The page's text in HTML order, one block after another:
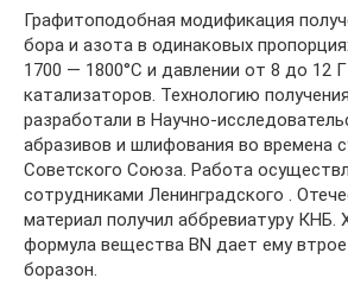
Графитоподобная модификация
бора и азота в одинаковых
1700 — 1800°C и давлении от 8 до 12
катализаторов. Технологию
разработали в Научно-
абразивов и шлифования во времена
Советского Союза. Работа
сотрудниками Ленинградского .
материал получил аббревиатуру КНБ.
формула вещества BN дает ему втрое
боразон.